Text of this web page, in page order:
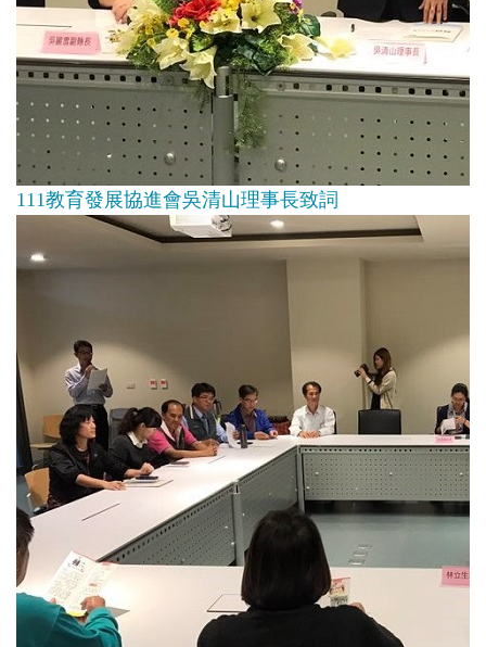
111教育發展協進會吳清山理事長致詞